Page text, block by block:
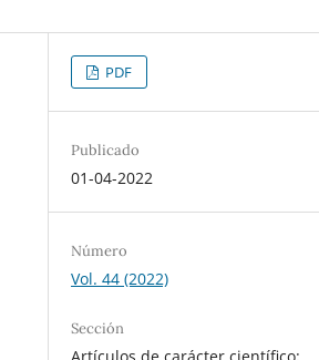
PDF
Publicado
01-04-2022
Número
Vol. 44 (2022)
Sección